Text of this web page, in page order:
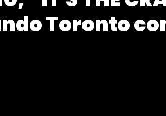
Toronto